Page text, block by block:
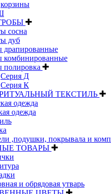
корзины
сосна
дуб
драпированные
комбинированные
полировка
Серия Д
Серия К
ТЕКСТИЛЬ
одежда
одежда
,подушки, покрывала и
ТОВАРЫ
и обрядовая утварь